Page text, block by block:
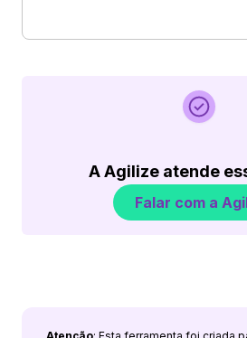
A Agilize atende
Falar com a